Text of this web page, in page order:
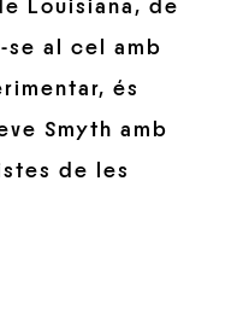
Louisiana, de
se al cel amb
és
Smyth amb
de les